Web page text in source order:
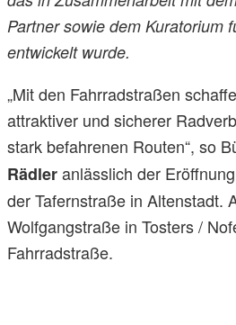
Partner sowie dem Kuratorium
entwickelt wurde.
„Mit den Fahrradstraßen
attraktiver und sicherer
stark befahrenen Routen“, so
Rädleranlässlich der
der Tafernstraße in Altenstadt.
Wolfgangstraße in Tosters /
Fahrradstraße.